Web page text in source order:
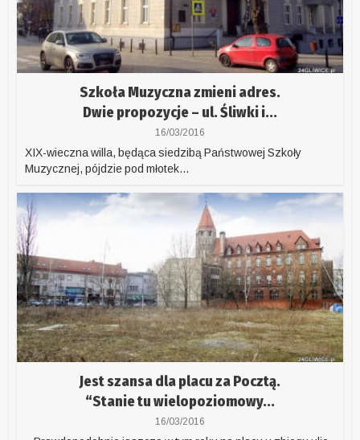
Szkoła Muzyczna zmieni adres.
Dwie propozycje – ul. Śliwki i...
16/03/2016
XIX-wieczna willa, będąca siedzibą Państwowej Szkoły
Muzycznej, pójdzie pod młotek...
Jest szansa dla placu za Pocztą.
“Stanie tu wielopoziomowy...
16/03/2016